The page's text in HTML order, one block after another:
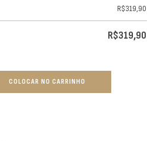
R$319,90
R$319,90
COLOCAR NO CARRINHO